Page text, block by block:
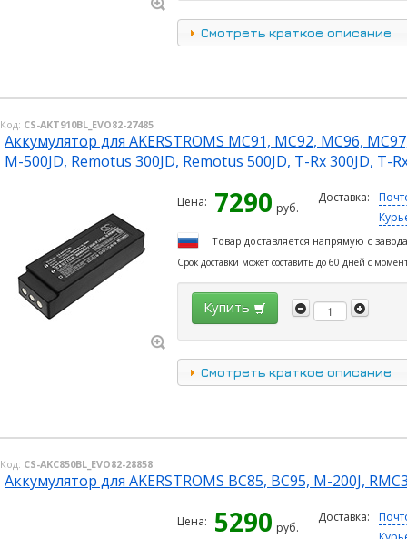
Смотреть краткое описание
Код: CS-AKT910BL_EVO82-27485
Аккумулятор для AKERSTROMS MC91, MC92, MC96,
M-500JD, Remotus 300JD, Remotus 500JD, T-Rx 300JD, T-
Цена: 7290 руб.
Доставка:
Товар доставляется напрямую с
Срок доставки может составить до 60 дней с
Купить
Смотреть краткое описание
Код: CS-AKC850BL_EVO82-28858
Аккумулятор для AKERSTROMS BC85, BC95, M-200J,
Цена: 5290 руб.
Доставка: